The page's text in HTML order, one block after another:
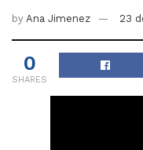
by Ana Jimenez 23
0
SHARES